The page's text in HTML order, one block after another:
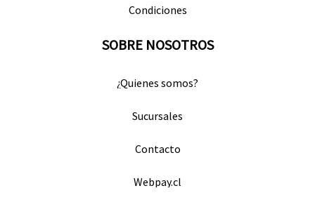
Condiciones
SOBRE NOSOTROS
¿Quienes somos?
Sucursales
Contacto
Webpay.cl